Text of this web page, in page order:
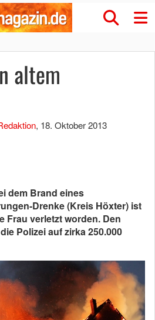
altem
, 18. Oktober 2013
dem Brand eines
Drenke (Kreis Höxter) ist
Frau verletzt worden. Den
Polizei auf zirka 250.000